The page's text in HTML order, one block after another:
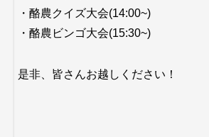
・酪農クイズ大会(14:00~)
・酪農ビンゴ大会(15:30~)
是非、皆さんお越しください！